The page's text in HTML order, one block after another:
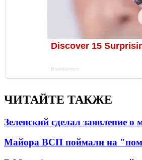
ЧИТАЙТЕ ТАКЖЕ
Зеленский сделал заявление о
Майора ВСП поймали на